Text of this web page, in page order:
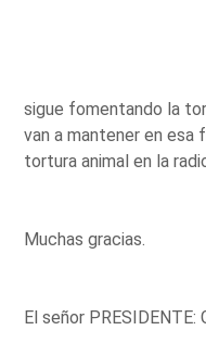
sigue fomentando la
van a mantener en esa
tortura animal en la
Muchas gracias.
El señor PRESIDENTE: